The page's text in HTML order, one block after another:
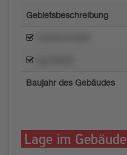
Gebietsbeschreibung
Baujahr des Gebäudes
Lage im Gebäude